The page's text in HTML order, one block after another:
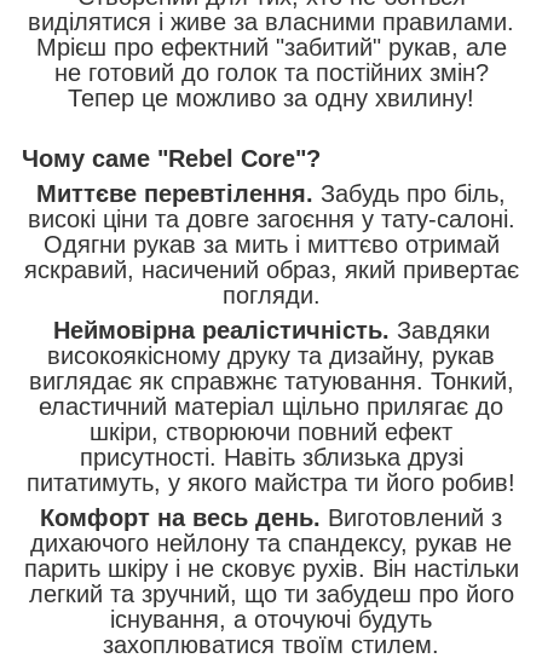
виділятися і живе за власними правилами.
Мрієш про ефектний "забитий" рукав, але
не готовий до голок та постійних змін?
Тепер це можливо за одну хвилину!
Чому саме "Rebel Core"?
Миттєве перевтілення. Забудь про біль,
високі ціни та довге загоєння у тату-салоні.
Одягни рукав за мить і миттєво отримай
яскравий, насичений образ, який привертає
погляди.
Неймовірна реалістичність. Завдяки
високоякісному друку та дизайну, рукав
виглядає як справжнє татуювання. Тонкий,
еластичний матеріал щільно прилягає до
шкіри, створюючи повний ефект
присутності. Навіть зблизька друзі
питатимуть, у якого майстра ти його робив!
Комфорт на весь день. Виготовлений з
дихаючого нейлону та спандексу, рукав не
парить шкіру і не сковує рухів. Він настільки
легкий та зручний, що ти забудеш про його
існування, а оточуючі будуть
захоплюватися твоїм стилем.